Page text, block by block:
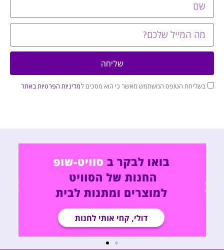
בשליחת הטופס המשתמש מאשר כי הוא מסכים למדיניות הפרטיות באתר
שליחה